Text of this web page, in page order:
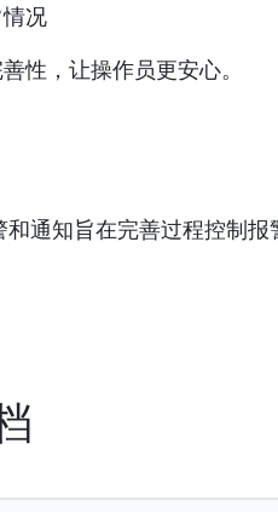
况
性，让操作员更安心。
和通知旨在完善过程控制报